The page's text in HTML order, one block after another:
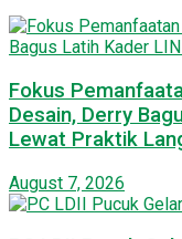
Fokus
Desain, Derry
Lewat Praktik
August 7, 2026